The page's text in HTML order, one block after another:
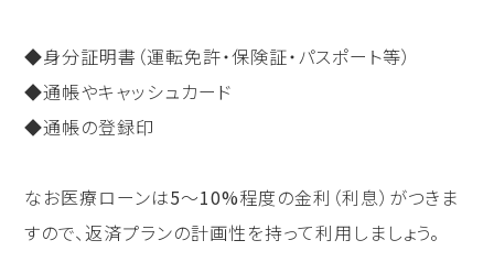
◆身分証明書（運転免許・保険証・パスポート等）
◆通帳やキャッシュカード
◆通帳の登録印
なお医療ローンは5〜10%程度の金利（利息）がつきま
すので、返済プランの計画性を持って利用しましょう。